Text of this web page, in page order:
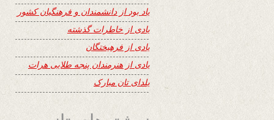
یاد بود از دانشمندان و فرهنگیان کشور
یادی از خاطرات گذشته
یادی از فرهیختگان
یادی از هنرمندان پنجه طلایی هرات
یلدای تان مبارک